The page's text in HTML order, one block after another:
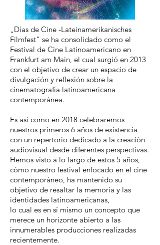
„Días de Cine -Lateinamerikanisches
Filmfest“ se ha consolidado como el
Festival de Cine Latinoamericano en
Frankfurt am Main, el cual surgió en 2013
con el objetivo de crear un espacio de
divulgación y reflexión sobre la
cinematografía latinoamericana
contemporánea.
Es así como en 2018 celebraremos
nuestros primeros 6 años de existencia
con un repertorio dedicado a la creación
audiovisual desde diferentes perspectivas.
Hemos visto a lo largo de estos 5 años,
cómo nuestro festival enfocado en el cine
contemporáneo, ha mantenido su
objetivo de resaltar la memoria y las
identidades latinoamericanas,
lo cual es en sí mismo un concepto que
merece un horizonte abierto a las
innumerables producciones realizadas
recientemente.